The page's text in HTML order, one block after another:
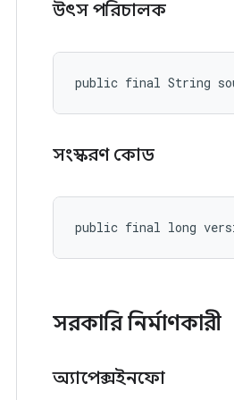
উৎস পরিচালক
public final String
সংস্করণ কোড
public final long
সরকারি নির্মাণকারী
অ্যাপেক্সইনফো